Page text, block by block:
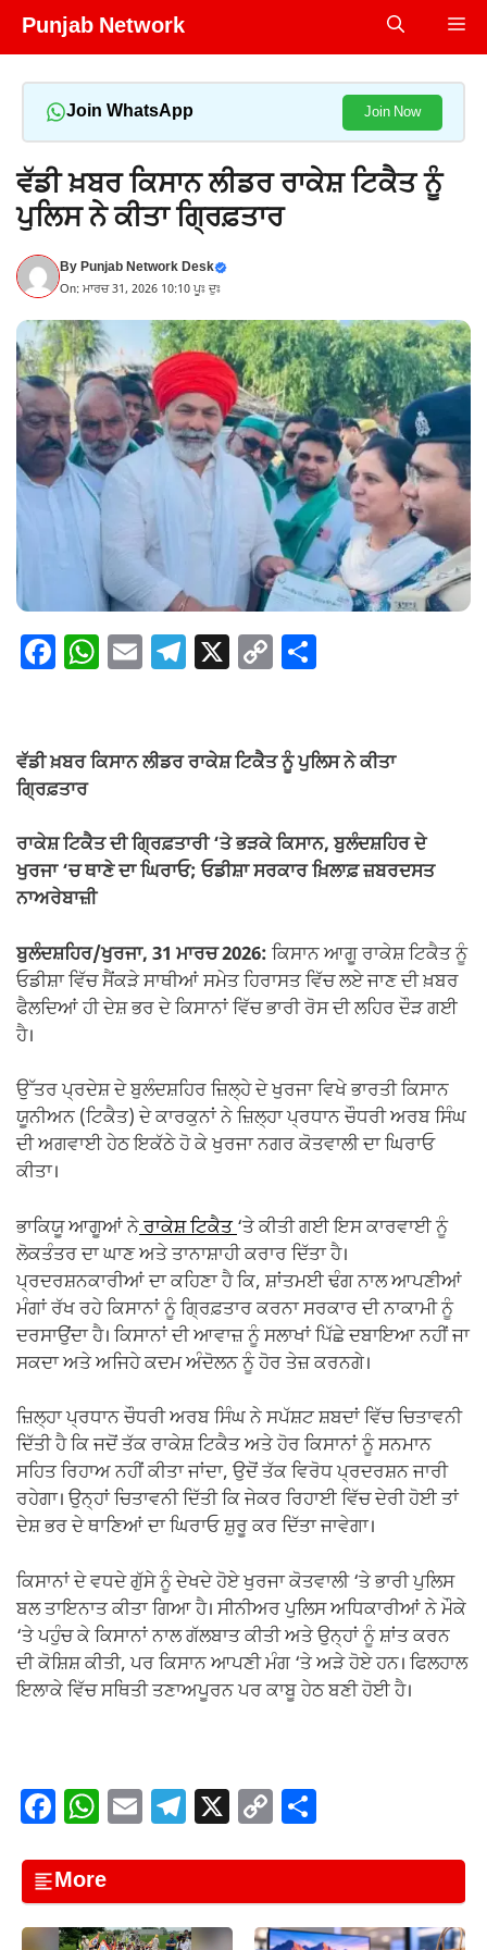
Skip
Punjab Network
Join WhatsApp Join Now
ਵੱਡੀ ਖ਼ਬਰ ਕਿਸਾਨ ਲੀਡਰ ਰਾਕੇਸ਼ ਟਿਕੈਤ ਨੂੰ
ਪੁਲਿਸ ਨੇ ਕੀਤਾ ਗ੍ਰਿਫ਼ਤਾਰ
ByPunjab Network Desk
On: ਮਾਰਚ 31, 2026 10:10 ਪੂਃ ਦੁਃ
F
e
b
o
o
k
W
s
p
p
E T
gr
m
X C
y
n
k
e
ਵੱਡੀ ਖ਼ਬਰ ਕਿਸਾਨ ਲੀਡਰ ਰਾਕੇਸ਼ ਟਿਕੈਤ ਨੂੰ ਪੁਲਿਸ ਨੇ ਕੀਤਾ
ਗ੍ਰਿਫ਼ਤਾਰ
ਰਾਕੇਸ਼ ਟਿਕੈਤ ਦੀ ਗ੍ਰਿਫ਼ਤਾਰੀ ‘ਤੇ ਭੜਕੇ ਕਿਸਾਨ, ਬੁਲੰਦਸ਼ਹਿਰ ਦੇ
ਖੁਰਜਾ ‘ਚ ਥਾਣੇ ਦਾ ਘਿਰਾਓ; ਓਡੀਸ਼ਾ ਸਰਕਾਰ ਖ਼ਿਲਾਫ਼ ਜ਼ਬਰਦਸਤ
ਨਾਅਰੇਬਾਜ਼ੀ
ਬੁਲੰਦਸ਼ਹਿਰ/ਖੁਰਜਾ, 31 ਮਾਰਚ 2026: ਕਿਸਾਨ ਆਗੂ ਰਾਕੇਸ਼ ਟਿਕੈਤ ਨੂੰ
ਓਡੀਸ਼ਾ ਵਿੱਚ ਸੈਂਕੜੇ ਸਾਥੀਆਂ ਸਮੇਤ ਹਿਰਾਸਤ ਵਿੱਚ ਲਏ ਜਾਣ ਦੀ ਖ਼ਬਰ
ਫੈਲਦਿਆਂ ਹੀ ਦੇਸ਼ ਭਰ ਦੇ ਕਿਸਾਨਾਂ ਵਿੱਚ ਭਾਰੀ ਰੋਸ ਦੀ ਲਹਿਰ ਦੌੜ ਗਈ
ਹੈ।
ਉੱਤਰ ਪ੍ਰਦੇਸ਼ ਦੇ ਬੁਲੰਦਸ਼ਹਿਰ ਜ਼ਿਲ੍ਹੇ ਦੇ ਖੁਰਜਾ ਵਿਖੇ ਭਾਰਤੀ ਕਿਸਾਨ
ਯੂਨੀਅਨ (ਟਿਕੈਤ) ਦੇ ਕਾਰਕੁਨਾਂ ਨੇ ਜ਼ਿਲ੍ਹਾ ਪ੍ਰਧਾਨ ਚੌਧਰੀ ਅਰਬ ਸਿੰਘ
ਦੀ ਅਗਵਾਈ ਹੇਠ ਇਕੱਠੇ ਹੋ ਕੇ ਖੁਰਜਾ ਨਗਰ ਕੋਤਵਾਲੀ ਦਾ ਘਿਰਾਓ
ਕੀਤਾ।
ਭਾਕਿਯੂ ਆਗੂਆਂ ਨੇਰਾਕੇਸ਼ ਟਿਕੈਤ ‘ਤੇ ਕੀਤੀ ਗਈ ਇਸ ਕਾਰਵਾਈ ਨੂੰ
ਲੋਕਤੰਤਰ ਦਾ ਘਾਣ ਅਤੇ ਤਾਨਾਸ਼ਾਹੀ ਕਰਾਰ ਦਿੱਤਾ ਹੈ।
ਪ੍ਰਦਰਸ਼ਨਕਾਰੀਆਂ ਦਾ ਕਹਿਣਾ ਹੈ ਕਿ, ਸ਼ਾਂਤਮਈ ਢੰਗ ਨਾਲ ਆਪਣੀਆਂ
ਮੰਗਾਂ ਰੱਖ ਰਹੇ ਕਿਸਾਨਾਂ ਨੂੰ ਗ੍ਰਿਫ਼ਤਾਰ ਕਰਨਾ ਸਰਕਾਰ ਦੀ ਨਾਕਾਮੀ ਨੂੰ
ਦਰਸਾਉਂਦਾ ਹੈ। ਕਿਸਾਨਾਂ ਦੀ ਆਵਾਜ਼ ਨੂੰ ਸਲਾਖਾਂ ਪਿੱਛੇ ਦਬਾਇਆ ਨਹੀਂ ਜਾ
ਸਕਦਾ ਅਤੇ ਅਜਿਹੇ ਕਦਮ ਅੰਦੋਲਨ ਨੂੰ ਹੋਰ ਤੇਜ਼ ਕਰਨਗੇ।
ਜ਼ਿਲ੍ਹਾ ਪ੍ਰਧਾਨ ਚੌਧਰੀ ਅਰਬ ਸਿੰਘ ਨੇ ਸਪੱਸ਼ਟ ਸ਼ਬਦਾਂ ਵਿੱਚ ਚਿਤਾਵਨੀ
ਦਿੱਤੀ ਹੈ ਕਿ ਜਦੋਂ ਤੱਕ ਰਾਕੇਸ਼ ਟਿਕੈਤ ਅਤੇ ਹੋਰ ਕਿਸਾਨਾਂ ਨੂੰ ਸਨਮਾਨ
ਸਹਿਤ ਰਿਹਾਅ ਨਹੀਂ ਕੀਤਾ ਜਾਂਦਾ, ਉਦੋਂ ਤੱਕ ਵਿਰੋਧ ਪ੍ਰਦਰਸ਼ਨ ਜਾਰੀ
ਰਹੇਗਾ। ਉਨ੍ਹਾਂ ਚਿਤਾਵਨੀ ਦਿੱਤੀ ਕਿ ਜੇਕਰ ਰਿਹਾਈ ਵਿੱਚ ਦੇਰੀ ਹੋਈ ਤਾਂ
ਦੇਸ਼ ਭਰ ਦੇ ਥਾਣਿਆਂ ਦਾ ਘਿਰਾਓ ਸ਼ੁਰੂ ਕਰ ਦਿੱਤਾ ਜਾਵੇਗਾ।
ਕਿਸਾਨਾਂ ਦੇ ਵਧਦੇ ਗੁੱਸੇ ਨੂੰ ਦੇਖਦੇ ਹੋਏ ਖੁਰਜਾ ਕੋਤਵਾਲੀ ‘ਤੇ ਭਾਰੀ ਪੁਲਿਸ
ਬਲ ਤਾਇਨਾਤ ਕੀਤਾ ਗਿਆ ਹੈ। ਸੀਨੀਅਰ ਪੁਲਿਸ ਅਧਿਕਾਰੀਆਂ ਨੇ ਮੌਕੇ
‘ਤੇ ਪਹੁੰਚ ਕੇ ਕਿਸਾਨਾਂ ਨਾਲ ਗੱਲਬਾਤ ਕੀਤੀ ਅਤੇ ਉਨ੍ਹਾਂ ਨੂੰ ਸ਼ਾਂਤ ਕਰਨ
ਦੀ ਕੋਸ਼ਿਸ਼ ਕੀਤੀ, ਪਰ ਕਿਸਾਨ ਆਪਣੀ ਮੰਗ ‘ਤੇ ਅੜੇ ਹੋਏ ਹਨ। ਫਿਲਹਾਲ
ਇਲਾਕੇ ਵਿੱਚ ਸਥਿਤੀ ਤਣਾਅਪੂਰਨ ਪਰ ਕਾਬੂ ਹੇਠ ਬਣੀ ਹੋਈ ਹੈ।
F
c
e
W
at
s
E T
gr
X C
y e
More